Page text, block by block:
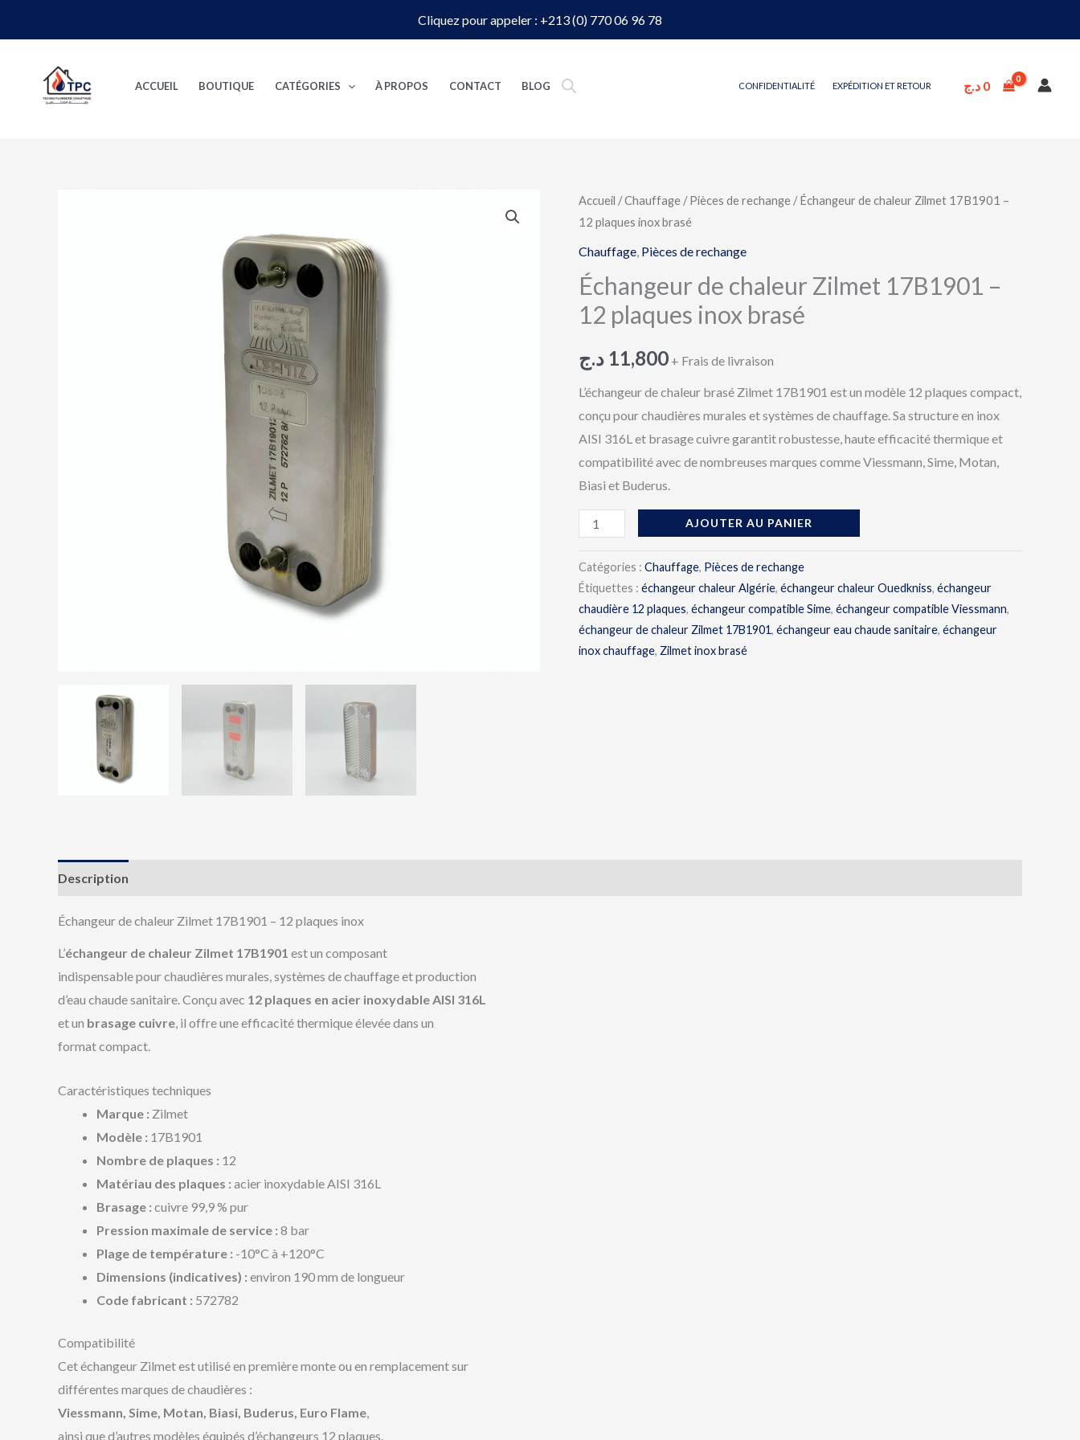
Cliquez pour appeler : +213 (0) 770 06 96 78
ACCUEIL BOUTIQUE CATÉGORIES À PROPOS CONTACT BLOG CONFIDENTIALITÉ EXPÉDITION ET RETOUR 0 د.ج
Accueil /Chauffage /Pièces de rechange / Échangeur de chaleur Zilmet 17B1901 –
12 plaques inox brasé
Chauffage Pièces de rechange
Échangeur de chaleur Zilmet 17B1901 –
12 plaques inox brasé
11,800 د.ج + Frais de livraison
L’échangeur de chaleur brasé Zilmet 17B1901 est un modèle 12 plaques compact,
conçu pour chaudières murales et systèmes de chauffage. Sa structure en inox
AISI 316L et brasage cuivre garantit robustesse, haute efficacité thermique et
compatibilité avec de nombreuses marques comme Viessmann, Sime, Motan,
Biasi et Buderus.
quantité
de
Échangeur
de
chaleur
Zilmet
–
12
plaques
inox
brasé
AJOUTER AU PANIER
Catégories : Chauffage, Pièces de rechange
Étiquettes : échangeur chaleur Algérie, échangeur chaleur Ouedkniss, échangeur
chaudière 12 plaques, échangeur compatible Sime, échangeur compatible Viessmann,
échangeur de chaleur Zilmet 17B1901, échangeur eau chaude sanitaire, échangeur
inox chauffage, Zilmet inox brasé
Description
Échangeur de chaleur Zilmet 17B1901 – 12 plaques inox
L’échangeur de chaleur Zilmet 17B1901 est un composant
indispensable pour chaudières murales, systèmes de chauffage et production
d’eau chaude sanitaire. Conçu avec 12 plaques en acier inoxydable AISI 316L
et un brasage cuivre, il offre une efficacité thermique élevée dans un
format compact.
Caractéristiques techniques
Marque : Zilmet
Modèle : 17B1901
Nombre de plaques : 12
Matériau des plaques : acier inoxydable AISI 316L
Brasage : cuivre 99,9 % pur
Pression maximale de service : 8 bar
Plage de température : -10°C à +120°C
Dimensions (indicatives) : environ 190 mm de longueur
Code fabricant : 572782
Compatibilité
Cet échangeur Zilmet est utilisé en première monte ou en remplacement sur
différentes marques de chaudières :
Viessmann, Sime, Motan, Biasi, Buderus, Euro Flame
ainsi que d’autres modèles équipés d’échangeurs 12 plaques.